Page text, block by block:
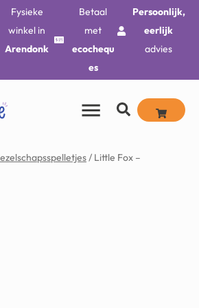
Fysieke
winkel in
Arendonk
Betaal
met
ecochequ
es
Persoonlijk,
eerlijk
advies
/ Little Fox –